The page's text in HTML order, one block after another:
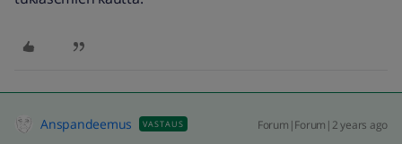
Anspandeemus VASTAUS Forum|Forum|2 years ago